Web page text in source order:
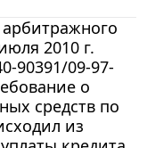
2010 г.
90391/09-97-
о
средств по
из